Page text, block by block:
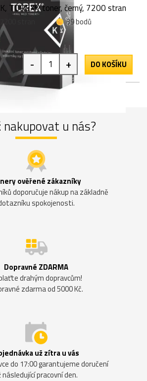
TOREX® toner, černý, 7200 stran
7200 stran
39 bodů
- + DO KOŠÍKU
nakupovat u nás?
ověřené zákazníky
doporučuje nákup na základně
spokojenosti.
Dopravné ZDARMA
drahým dopravcům!
zdarma od 5000 Kč.
už zítra u vás
do 17:00 garantujeme doručení
následující pracovní den.